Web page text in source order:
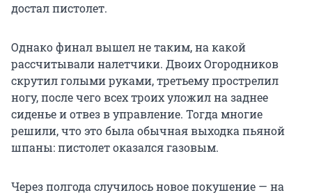
достал пистолет.
Однако финал вышел не таким, на какой
рассчитывали налетчики. Двоих Огородников
скрутил голыми руками, третьему прострелил
ногу, после чего всех троих уложил на заднее
сиденье и отвез в управление. Тогда многие
решили, что это была обычная выходка пьяной
шпаны: пистолет оказался газовым.
Через полгода случилось новое покушение — на